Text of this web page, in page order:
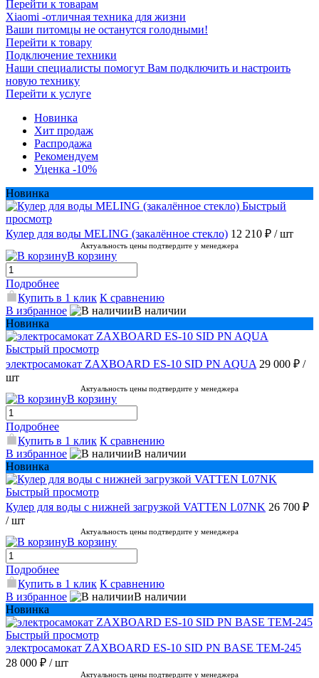
Перейти к товарам
Xiaomi -отличная техника для жизни
Ваши питомцы не останутся голодными!
Перейти к товару
Подключение техники
Наши специалисты помогут Вам подключить и настроить
новую технику
Перейти к услуге
Новинка
Хит продаж
Распродажа
Рекомендуем
Уценка -10%
Новинка
Быстрый
просмотр
Кулер для воды MELING (закалённое стекло) 12 210 ₽ / шт
Актуальность цены подтвердите у менеджера
В корзину
Подробнее
Купить в 1 клик К сравнению
В избранное
В наличии
Новинка
Быстрый просмотр
электросамокат ZAXBOARD ES-10 SID PN AQUA 29 000 ₽ /
шт
Актуальность цены подтвердите у менеджера
В корзину
Подробнее
Купить в 1 клик К сравнению
В избранное
В наличии
Новинка
Быстрый просмотр
Кулер для воды с нижней загрузкой VATTEN L07NK 26 700 ₽
/ шт
Актуальность цены подтвердите у менеджера
В корзину
Подробнее
Купить в 1 клик К сравнению
В избранное
В наличии
Новинка
Быстрый просмотр
электросамокат ZAXBOARD ES-10 SID PN BASE TEM-245
28 000 ₽ / шт
Актуальность цены подтвердите у менеджера